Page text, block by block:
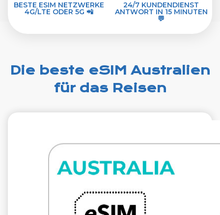
BESTE ESIM NETZWERKE
4G/LTE ODER 5G 📲
24/7 KUNDENDIENST
ANTWORT IN 15 MINUTEN
💬
Die beste eSIM Australien
für das Reisen
Roaming weiter